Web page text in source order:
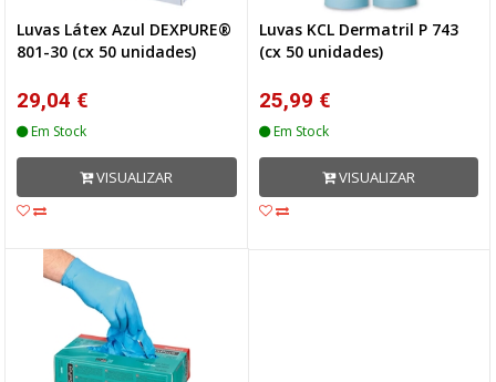
Luvas Látex Azul DEXPURE®
801-30 (cx 50 unidades)
29,04 €
Em Stock
VISUALIZAR
Luvas KCL Dermatril P 743
(cx 50 unidades)
25,99 €
Em Stock
VISUALIZAR